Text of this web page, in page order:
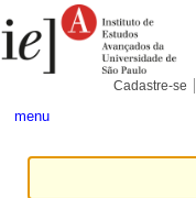
para
conteúdo.
Pessoais
Cadastre-se
menu